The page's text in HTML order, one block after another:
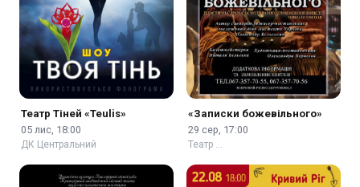
Театр Тіней «Teulis»
05 лис, 18:00
ДК Центральний
«Записки божевільного»
29 сер, 17:00
Театр …